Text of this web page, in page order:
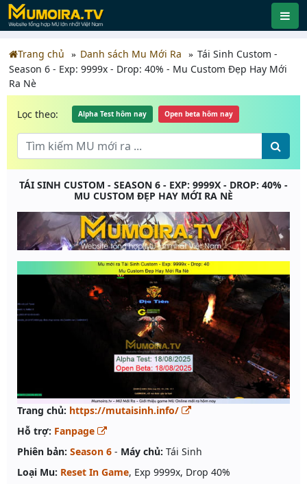
Trang chủ Danh sách Mu Mới Ra
Tái Sinh Custom -
Season 6 - Exp: 9999x - Drop: 40% - Mu Custom Đẹp Hay Mới
Ra Nè
Lọc theo: Alpha Test hôm nay Open beta hôm nay
TÁI SINH CUSTOM - SEASON 6 - EXP: 9999X - DROP: 40% -
MU CUSTOM ĐẸP HAY MỚI RA NÈ
Trang chủ: https://mutaisinh.info/
Hỗ trợ: Fanpage
Phiên bản: Season 6 - Máy chủ: Tái Sinh
Loại Mu: Reset In Game, Exp 9999x, Drop 40%